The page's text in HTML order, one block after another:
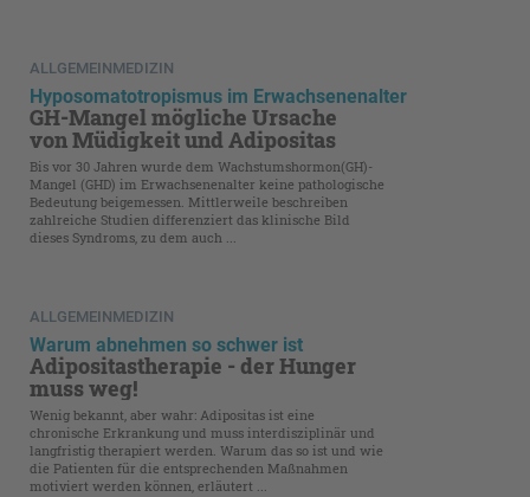
ALLGEMEINMEDIZIN
Hyposomatotropismus im Erwachsenenalter
GH-Mangel mögliche Ursache
von Müdigkeit und Adipositas
Bis vor 30 Jahren wurde dem Wachstumshormon(GH)-
Mangel (GHD) im Erwachsenenalter keine pathologische
Bedeutung beigemessen. Mittlerweile beschreiben
zahlreiche Studien differenziert das klinische Bild
dieses Syndroms, zu dem auch ...
ALLGEMEINMEDIZIN
Warum abnehmen so schwer ist
Adipositastherapie - der Hunger
muss weg!
Wenig bekannt, aber wahr: Adipositas ist eine
chronische Erkrankung und muss interdisziplinär und
langfristig therapiert werden. Warum das so ist und wie
die Patienten für die entsprechenden Maßnahmen
motiviert werden können, erläutert ...